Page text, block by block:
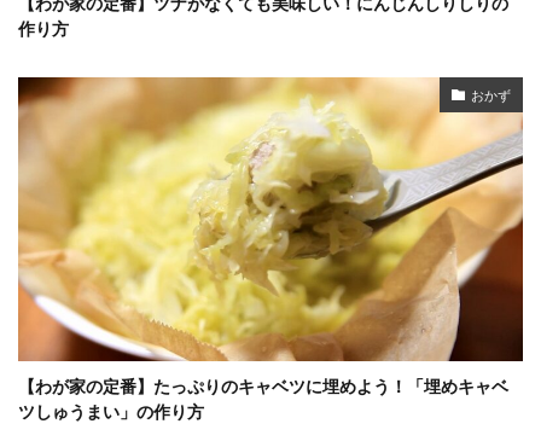
作り方
おかず
【わが家の定番】たっぷりのキャベツに埋めよう！「埋めキャベ
ツしゅうまい」の作り方